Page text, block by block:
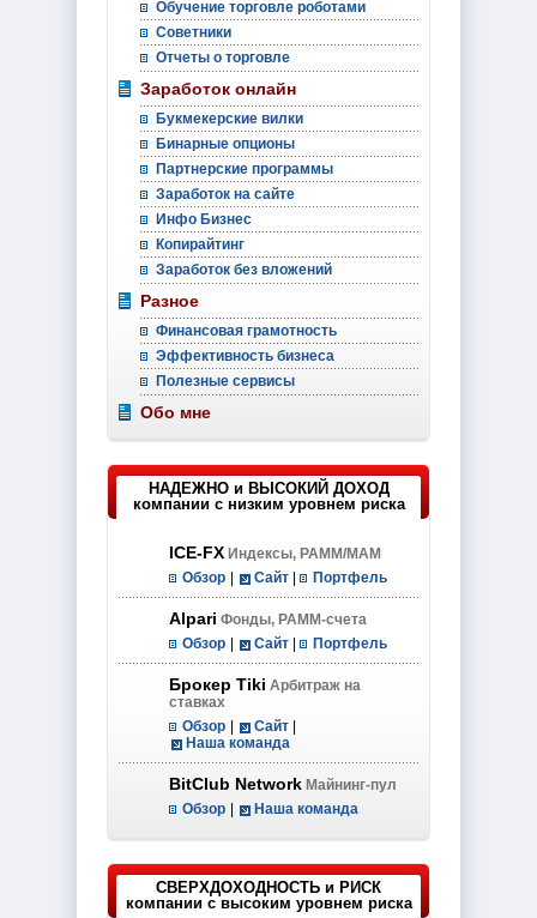
Обучение торговле роботами
Советники
Отчеты о торговле
Заработок онлайн
Букмекерские вилки
Бинарные опционы
Партнерские программы
Заработок на сайте
Инфо Бизнес
Копирайтинг
Заработок без вложений
Разное
Финансовая грамотность
Эффективность бизнеса
Полезные сервисы
Обо мне
НАДЕЖНО и ВЫСОКИЙ ДОХОД
компании с низким уровнем риска
ICE-FX Индексы, PAMM/MAM
Обзор Сайт Портфель
Alpari Фонды, PAMM-счета
Обзор Сайт Портфель
Брокер Tiki Арбитраж на
ставках
Обзор Сайт
Наша команда
BitClub Network Майнинг-пул
Обзор Наша команда
СВЕРХДОХОДНОСТЬ и РИСК
компании с высоким уровнем риска